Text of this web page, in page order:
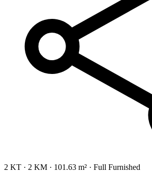
2 KT · 2 KM · 101.63 m² · Full Furnished